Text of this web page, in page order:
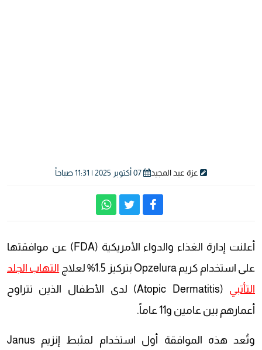
عزة عبد المجيد
أعلنت إدارة الغذاء والدواء الأمريكية (FDA) عن موافقتها
على استخدام كريم Opzelura بتركيز 1.5% لعلاج
التهاب الجلد
التأتبي
(Atopic Dermatitis) لدى الأطفال الذين تتراوح
أعمارهم بين عامين و11 عاماً.
وتُعد هذه الموافقة أول استخدام لمثبط إنزيم Janus